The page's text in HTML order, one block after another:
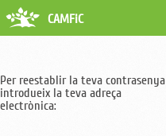
Fes-te soci
Activitats
CAMFiC
Per reestablir la teva contrasenya
introdueix la teva adreça
electrònica: